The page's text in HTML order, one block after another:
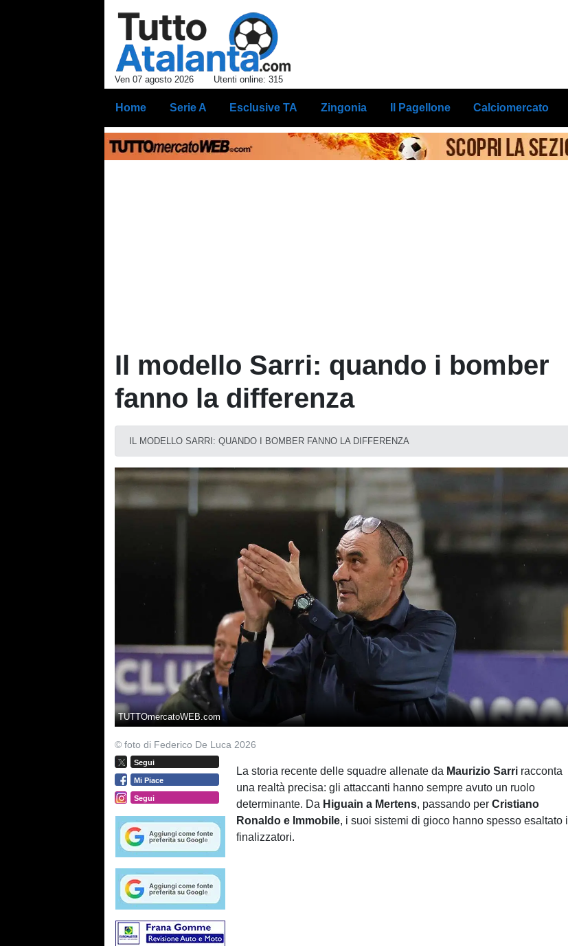
Ven 07 agosto 2026 Utenti online: 315
Home Serie A Esclusive TA Zingonia Il Pagellone Calciomercato
Il modello Sarri: quando i bomber
fanno la differenza
IL MODELLO SARRI: QUANDO I BOMBER FANNO LA DIFFERENZA
TUTTOmercatoWEB.com
© foto di Federico De Luca 2026
Segui
Mi Piace
Segui
La storia recente delle squadre allenate da Maurizio Sarri racconta
una realtà precisa: gli attaccanti hanno sempre avuto un ruolo
determinante. Da Higuain a Mertens, passando perCristiano
Ronaldo e Immobile, i suoi sistemi di gioco hanno spesso esaltato i
finalizzatori.